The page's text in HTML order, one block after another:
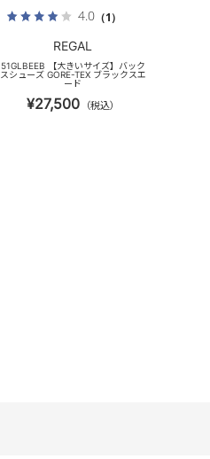
4.0（1）
REGAL
51GLBEEB 【大きいサイズ】バック
スシューズ GORE-TEX ブラックスエ
ード
¥27,500 （税込）